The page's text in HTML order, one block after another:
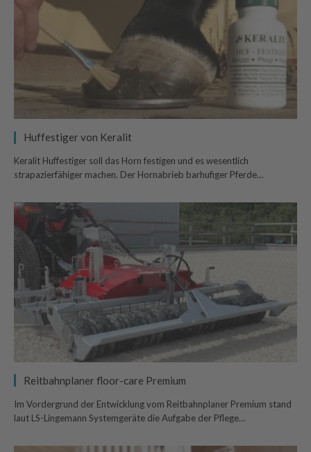
Huffestiger von Keralit
Keralit Huffestiger soll das Horn festigen und es wesentlich
strapazierfähiger machen. Der Hornabrieb barhufiger Pferde…
Reitbahnplaner floor-care Premium
Im Vordergrund der Entwicklung vom Reitbahnplaner Premium stand
laut LS-Lingemann Systemgeräte die Aufgabe der Pflege…